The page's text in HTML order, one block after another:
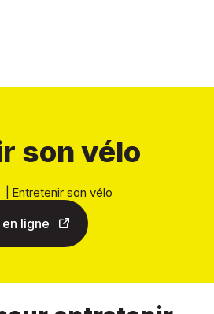
son vélo
Entretenir son vélo
ligne